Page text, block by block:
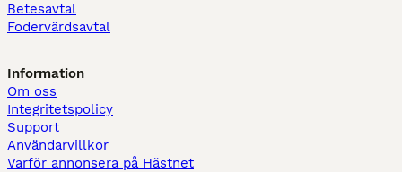
Betesavtal
Fodervärdsavtal
Information
Om oss
Integritetspolicy
Support
Användarvillkor
Varför annonsera på Hästnet